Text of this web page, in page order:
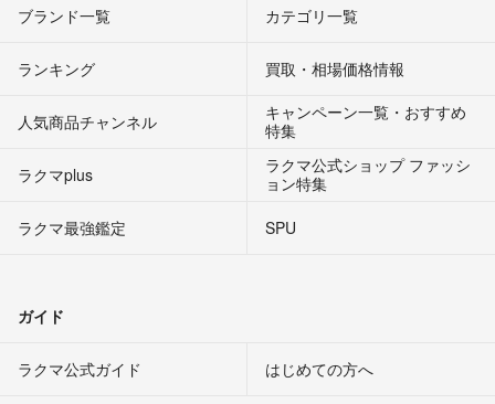
ブランド一覧 カテゴリ一覧
ランキング 買取・相場価格情報
人気商品チャンネル
キャンペーン一覧・おすすめ
特集
ラクマplus
ラクマ公式ショップ ファッシ
ョン特集
ラクマ最強鑑定
SPU
ガイド
ラクマ公式ガイド はじめての方へ